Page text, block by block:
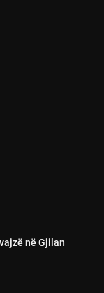
në Gjilan